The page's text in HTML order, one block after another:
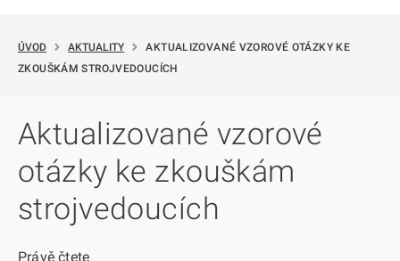
ÚVOD AKTUALITY
AKTUALIZOVANÉ VZOROVÉ OTÁZKY KE
ZKOUŠKÁM STROJVEDOUCÍCH
Aktualizované vzorové
otázky ke zkouškám
strojvedoucích
Právě čtete